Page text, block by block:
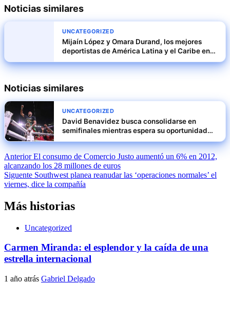
Noticias similares
UNCATEGORIZED
Mijaín López y Omara Durand, los mejores
deportistas de América Latina y el Caribe en
2024
Noticias similares
UNCATEGORIZED
David Benavidez busca consolidarse en
semifinales mientras espera su oportunidad
como titular
Navegación
de
entradas
AnteriorEl consumo de Comercio Justo aumentó un 6% en 2012,
alcanzando los 28 millones de euros
Siguente Southwest planea reanudar las ‘operaciones normales’ el
viernes, dice la compañía
Más historias
Uncategorized
Carmen Miranda: el esplendor y la caída de una
estrella internacional
1 año atrás Gabriel Delgado